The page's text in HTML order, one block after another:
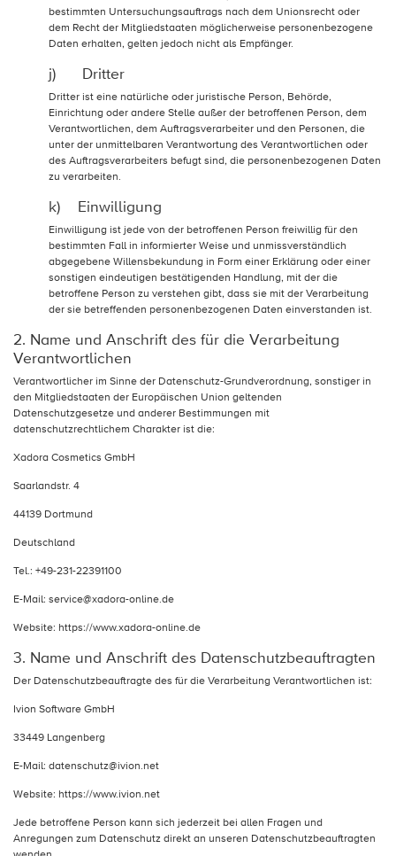
bestimmten Untersuchungsauftrags nach dem Unionsrecht oder
dem Recht der Mitgliedstaaten möglicherweise personenbezogene
Daten erhalten, gelten jedoch nicht als Empfänger.
j) Dritter
Dritter ist eine natürliche oder juristische Person, Behörde,
Einrichtung oder andere Stelle außer der betroffenen Person, dem
Verantwortlichen, dem Auftragsverarbeiter und den Personen, die
unter der unmittelbaren Verantwortung des Verantwortlichen oder
des Auftragsverarbeiters befugt sind, die personenbezogenen Daten
zu verarbeiten.
k) Einwilligung
Einwilligung ist jede von der betroffenen Person freiwillig für den
bestimmten Fall in informierter Weise und unmissverständlich
abgegebene Willensbekundung in Form einer Erklärung oder einer
sonstigen eindeutigen bestätigenden Handlung, mit der die
betroffene Person zu verstehen gibt, dass sie mit der Verarbeitung
der sie betreffenden personenbezogenen Daten einverstanden ist.
2. Name und Anschrift des für die Verarbeitung
Verantwortlichen
Verantwortlicher im Sinne der Datenschutz-Grundverordnung, sonstiger in
den Mitgliedstaaten der Europäischen Union geltenden
Datenschutzgesetze und anderer Bestimmungen mit
datenschutzrechtlichem Charakter ist die:
Xadora Cosmetics GmbH
Saarlandstr. 4
44139 Dortmund
Deutschland
Tel.: +49-231-22391100
E-Mail: service@xadora-online.de
Website: https://www.xadora-online.de
3. Name und Anschrift des Datenschutzbeauftragten
Der Datenschutzbeauftragte des für die Verarbeitung Verantwortlichen ist:
Ivion Software GmbH
33449 Langenberg
E-Mail: datenschutz@ivion.net
Website: https://www.ivion.net
Jede betroffene Person kann sich jederzeit bei allen Fragen und
Anregungen zum Datenschutz direkt an unseren Datenschutzbeauftragten